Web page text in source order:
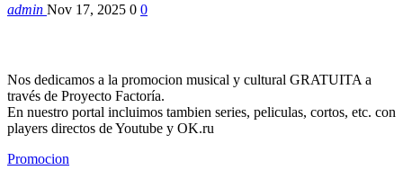
admin Nov 17, 2025 0 0
Nos dedicamos a la promocion musical y cultural GRATUITA a
través de Proyecto Factoría.
En nuestro portal incluimos tambien series, peliculas, cortos, etc. con
players directos de Youtube y OK.ru
Promocion